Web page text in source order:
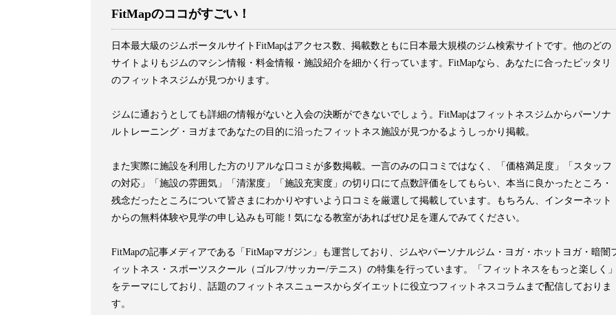
FitMapのココがすごい！
日本最大級のジムポータルサイトFitMapはアクセス数、掲載数ともに日本最大規模のジム検索サイトです。他のどの
サイトよりもジムのマシン情報・料金情報・施設紹介を細かく行っています。FitMapなら、あなたに合ったピッタリ
のフィットネスジムが見つかります。
ジムに通おうとしても詳細の情報がないと入会の決断ができないでしょう。FitMapはフィットネスジムからパーソナ
ルトレーニング・ヨガまであなたの目的に沿ったフィットネス施設が見つかるようしっかり掲載。
また実際に施設を利用した方のリアルな口コミが多数掲載。一言のみの口コミではなく、「価格満足度」「スタッフ
の対応」「施設の雰囲気」「清潔度」「施設充実度」の切り口にて点数評価をしてもらい、本当に良かったところ・
残念だったところについて皆さまにわかりやすいよう口コミを厳選して掲載しています。もちろん、インターネット
からの無料体験や見学の申し込みも可能！気になる教室があればぜひ足を運んでみてください。
FitMapの記事メディアである「FitMapマガジン」も運営しており、ジムやパーソナルジム・ヨガ・ホットヨガ・暗闇
ィットネス・スポーツスクール（ゴルフ/サッカー/テニス）の特集を行っています。「フィットネスをもっと楽しく
をテーマにしており、話題のフィットネスニュースからダイエットに役立つフィットネスコラムまで配信しておりま
す。